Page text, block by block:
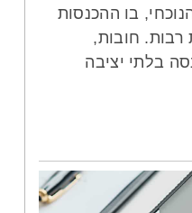
בו ההכנסות
רבות. חובות,
בלתי יציבה